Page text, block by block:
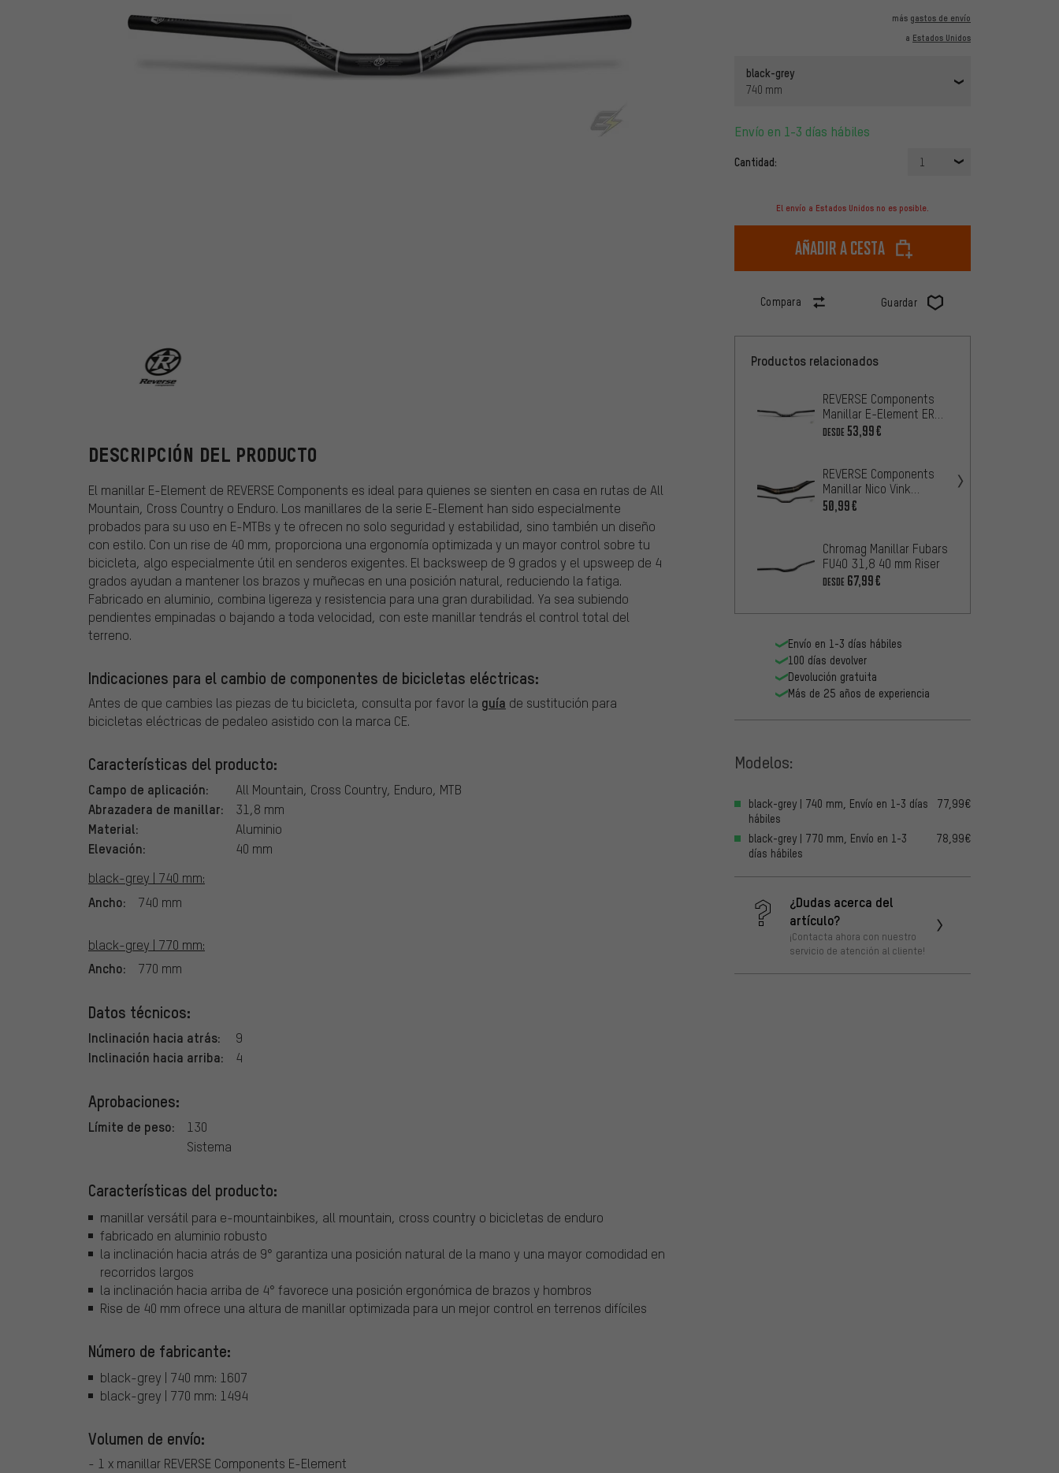
más gastos de envío
a Estados Unidos
black-grey
740 mm
Envío en 1-3 días hábiles
Cantidad: 1
El envío a Estados Unidos no es posible.
Añadir a cesta
Compara Guardar
DESCRIPCIÓN DEL PRODUCTO
El manillar E-Element de REVERSE Components es ideal para quienes se sienten en casa en rutas de All
Mountain, Cross Country o Enduro. Los manillares de la serie E-Element han sido especialmente
probados para su uso en E-MTBs y te ofrecen no solo seguridad y estabilidad, sino también un diseño
con estilo. Con un rise de 40 mm, proporciona una ergonomía optimizada y un mayor control sobre tu
bicicleta, algo especialmente útil en senderos exigentes. El backsweep de 9 grados y el upsweep de 4
grados ayudan a mantener los brazos y muñecas en una posición natural, reduciendo la fatiga.
Fabricado en aluminio, combina ligereza y resistencia para una gran durabilidad. Ya sea subiendo
pendientes empinadas o bajando a toda velocidad, con este manillar tendrás el control total del
terreno.
Indicaciones para el cambio de componentes de bicicletas eléctricas:
Antes de que cambies las piezas de tu bicicleta, consulta por favor la guía de sustitución para
bicicletas eléctricas de pedaleo asistido con la marca CE.
Características del producto:
Campo de aplicación: All Mountain, Cross Country, Enduro, MTB
Abrazadera de manillar: 31,8 mm
Material: Aluminio
Elevación:
40 mm
black-grey | 740 mm:
Ancho: 740 mm
black-grey | 770 mm:
Ancho: 770 mm
Datos técnicos:
Inclinación hacia atrás: 9
Inclinación hacia arriba: 4
Aprobaciones:
Límite de peso:
130
Sistema
Características del producto:
manillar versátil para e-mountainbikes, all mountain, cross country o bicicletas de enduro
fabricado en aluminio robusto
la inclinación hacia atrás de 9° garantiza una posición natural de la mano y una mayor comodidad en
recorridos largos
la inclinación hacia arriba de 4° favorece una posición ergonómica de brazos y hombros
Rise de 40 mm ofrece una altura de manillar optimizada para un mejor control en terrenos difíciles
Número de fabricante:
black-grey | 740 mm: 1607
black-grey | 770 mm: 1494
Volumen de envío:
- 1 x manillar REVERSE Components E-Element
Productos relacionados
REVERSE Components
Manillar E-Element ERGO
25.4 40 mm
DESDE 53,99€
REVERSE Components
Manillar Nico Vink
Signature 31.8 48 mm
50,99€
Chromag Manillar Fubars
FU40 31,8 40 mm Riser
DESDE 67,99€
Envío en 1-3 días hábiles
100 días devolver
Devolución gratuita
Más de 25 años de experiencia
Modelos:
black-grey | 740 mm, Envío en 1-3 días
hábiles
77,99€
black-grey | 770 mm, Envío en 1-3
días hábiles
78,99€
¿Dudas acerca del
artículo?
¡Contacta ahora con nuestro
servicio de atención al cliente!